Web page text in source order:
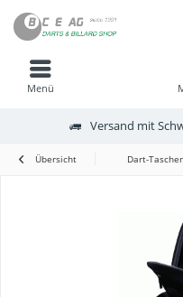
Menü
Versand mit
Übersicht Dart-